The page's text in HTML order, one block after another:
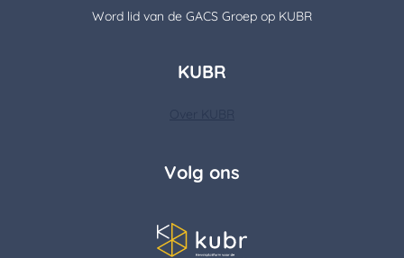
Word lid van de GACS Groep op KUBR
KUBR
Volg ons